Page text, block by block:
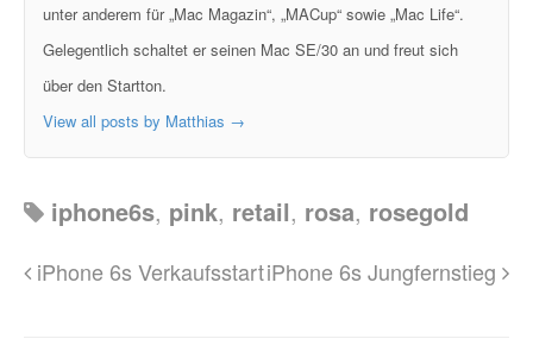
unter anderem für „Mac Magazin“, „MACup“ sowie „Mac Life“.
Gelegentlich schaltet er seinen Mac SE/30 an und freut sich
über den Startton.
View all posts by Matthias →
iphone6s, pink, retail, rosa, rosegold
iPhone 6s VerkaufsstartiPhone 6s Jungfernstieg